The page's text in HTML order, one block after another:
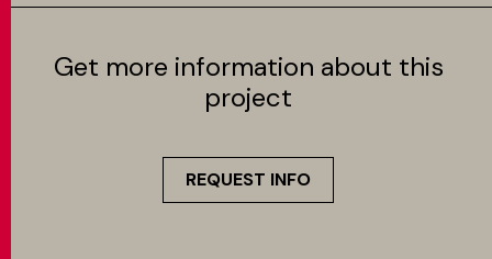
Get more information about this
project
REQUEST INFO